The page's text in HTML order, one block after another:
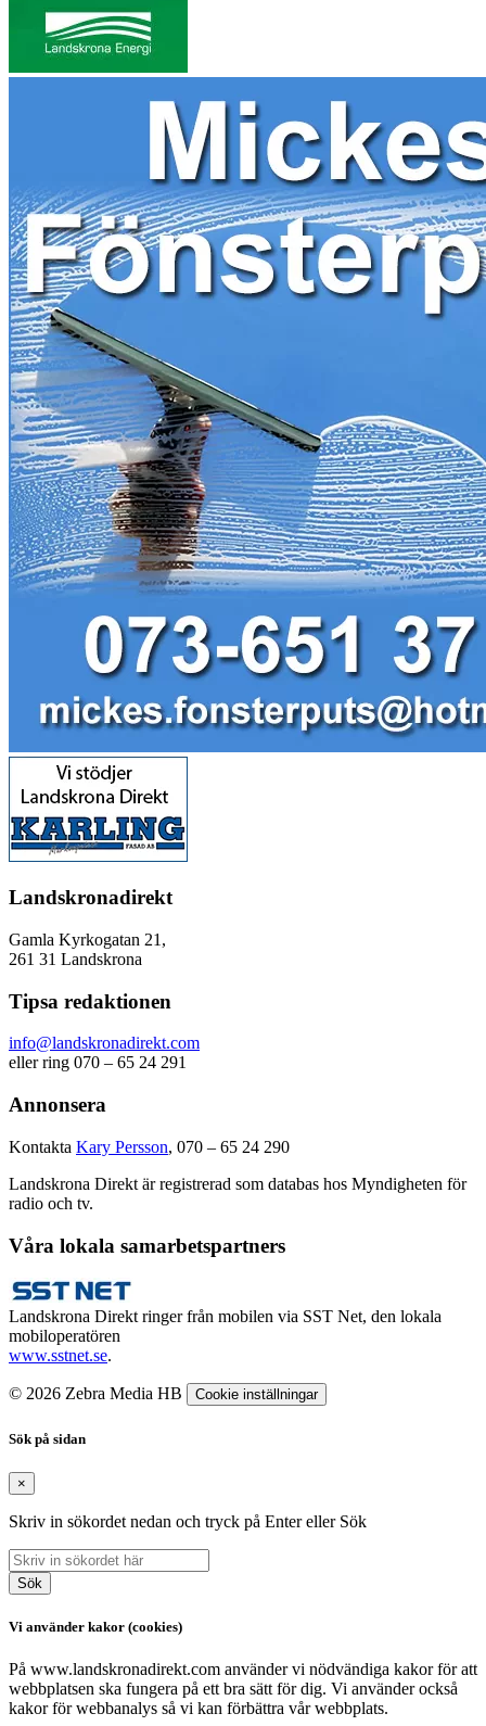
Landskronadirekt
Gamla Kyrkogatan 21,
261 31 Landskrona
Tipsa redaktionen
info@landskronadirekt.com
eller ring 070 – 65 24 291
Annonsera
Kontakta Kary Persson, 070 – 65 24 290
Landskrona Direkt är registrerad som databas hos Myndigheten för
radio och tv.
Våra lokala samarbetspartners
Landskrona Direkt ringer från mobilen via SST Net, den lokala
mobiloperatören
www.sstnet.se.
© 2026 Zebra Media HB Cookie inställningar
Sök på sidan
×
Skriv in sökordet nedan och tryck på Enter eller Sök
Sök
Vi använder kakor (cookies)
På www.landskronadirekt.com använder vi nödvändiga kakor för att
webbplatsen ska fungera på ett bra sätt för dig. Vi använder också
kakor för webbanalys så vi kan förbättra vår webbplats.